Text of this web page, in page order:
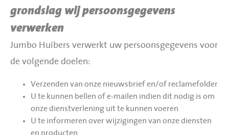
grondslag wij persoonsgegevens
verwerken
Jumbo Huibers verwerkt uw persoonsgegevens voor
de volgende doelen:
Verzenden van onze nieuwsbrief en/of reclamefolder
U te kunnen bellen of e-mailen indien dit nodig is om
onze dienstverlening uit te kunnen voeren
U te informeren over wijzigingen van onze diensten
en producten